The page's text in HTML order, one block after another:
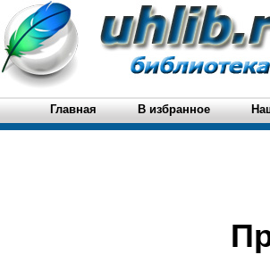
Главная В избранное